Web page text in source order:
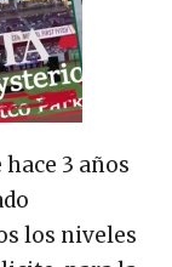
3 años
los niveles